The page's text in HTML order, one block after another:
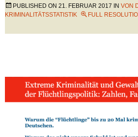
PUBLISHED ON 21. FEBRUAR 2017 IN VON
KRIMINALITÄTSSTATISTIK
FULL